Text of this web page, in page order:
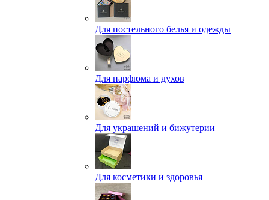
Для постельного белья и одежды
Для парфюма и духов
Для украшений и бижутерии
Для косметики и здоровья